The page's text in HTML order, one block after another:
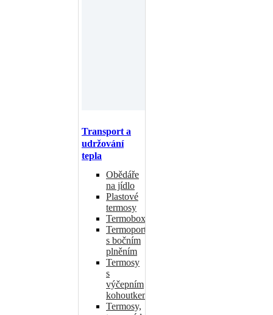
Transport a
udržování
tepla
Obědáře
na jídlo
Plastové
termosy
Termoboxy
Termoporty
s bočním
plněním
Termosy
s
výčepním
kohoutkem
Termosy,